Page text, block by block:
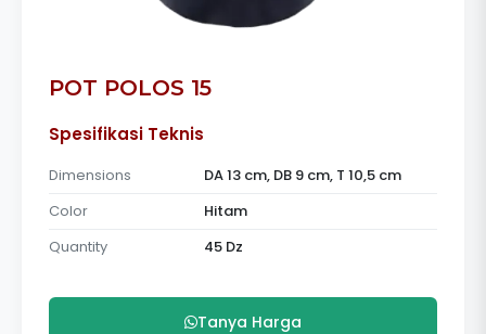
POT POLOS 15
Spesifikasi Teknis
Dimensions
DA 13 cm, DB 9 cm, T 10,5 cm
Color
Hitam
Quantity
45 Dz
Tanya Harga